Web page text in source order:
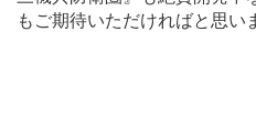
もご期待いただければと思い